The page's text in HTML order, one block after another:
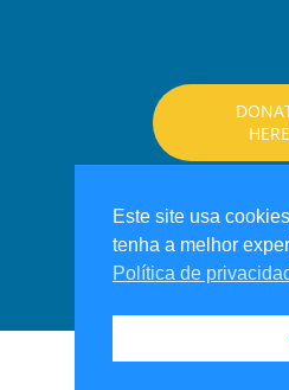
HERE
Este site usa
tenha a melhor
Política de